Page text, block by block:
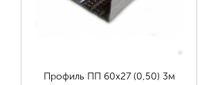
Профиль ПП 60х27 (0,50) 3м